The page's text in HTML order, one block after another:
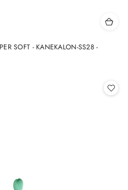
SOFT - KANEKALON-SS28 -